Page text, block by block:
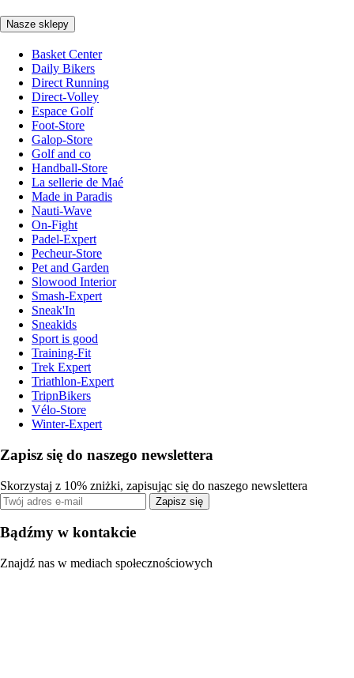
Nasze sklepy
Basket Center
Daily Bikers
Direct Running
Direct-Volley
Espace Golf
Foot-Store
Galop-Store
Golf and co
Handball-Store
La sellerie de Maé
Made in Paradis
Nauti-Wave
On-Fight
Padel-Expert
Pecheur-Store
Pet and Garden
Slowood Interior
Smash-Expert
Sneak'In
Sneakids
Sport is good
Training-Fit
Trek Expert
Triathlon-Expert
TripnBikers
Vélo-Store
Winter-Expert
Zapisz się do naszego newslettera
Skorzystaj z 10% zniżki, zapisując się do naszego newslettera
Zapisz się
Bądźmy w kontakcie
Znajdź nas w mediach społecznościowych